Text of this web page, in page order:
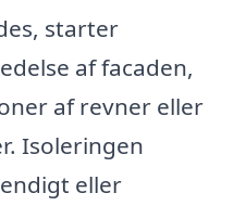
starter
af facaden,
af revner eller
Isoleringen
eller